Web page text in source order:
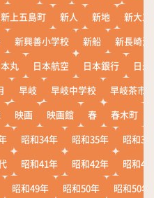
新上五島町 新人 新地
新大工
新興善小学校 新船
新長崎漁
丸 日本航空 日本銀行
日
早岐 早岐中学校
早岐茶市
映画 映画館 春 春木町
昭和34年 昭和35年
昭和36
昭和41年 昭和42年
昭和43
昭和49年 昭和50年
昭和50年